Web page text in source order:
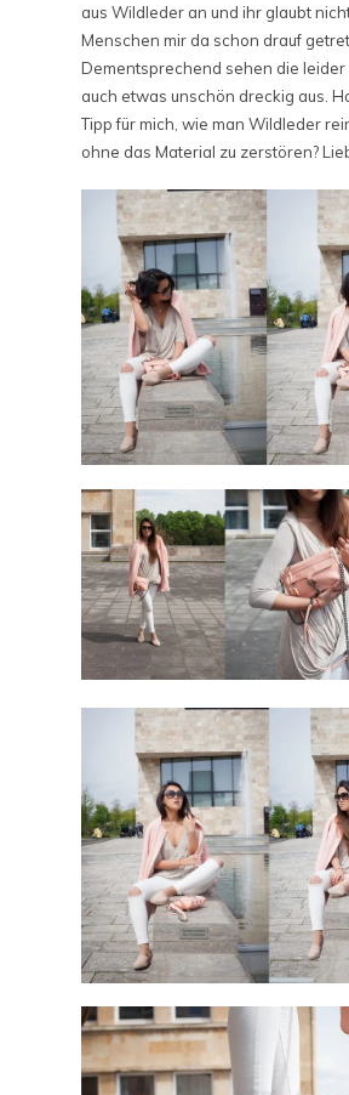
aus Wildleder an und ihr glaubt
Menschen mir da schon drauf
Dementsprechend sehen die
auch etwas unschön dreckig aus.
Tipp für mich, wie man Wildleder
ohne das Material zu zerstören?